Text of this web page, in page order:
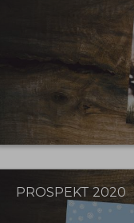
PROSPEKT 2020